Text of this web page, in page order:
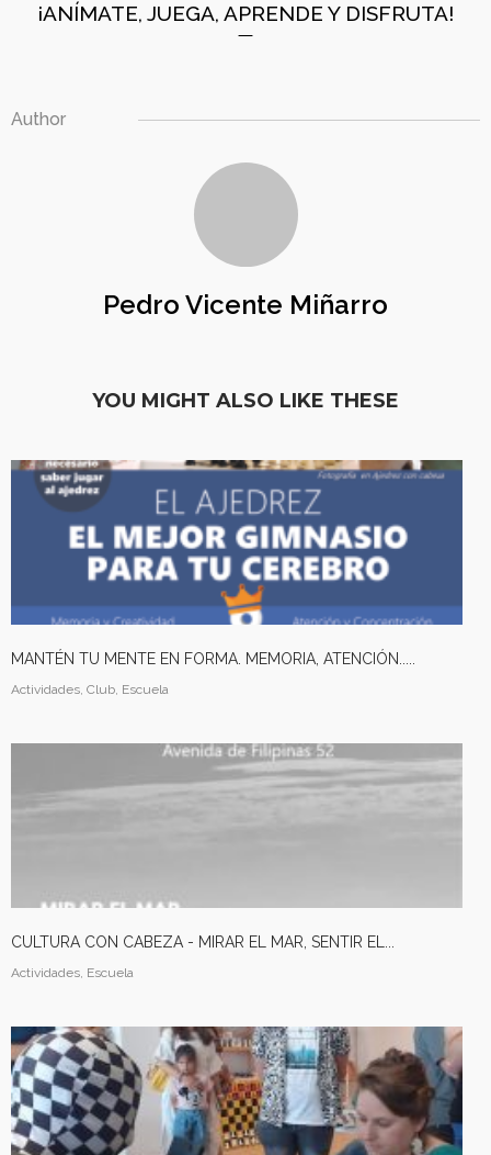
¡ANÍMATE, JUEGA, APRENDE Y DISFRUTA!
—
Author
Pedro Vicente Miñarro
YOU MIGHT ALSO LIKE THESE
MANTÉN TU MENTE EN FORMA. MEMORIA, ATENCIÓN.....
Actividades, Club, Escuela
CULTURA CON CABEZA - MIRAR EL MAR, SENTIR EL...
Actividades, Escuela